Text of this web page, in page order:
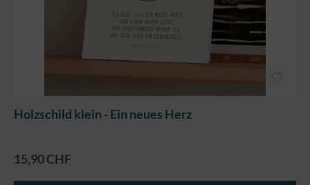
Holzschild klein - Ein neues Herz
15,90 CHF